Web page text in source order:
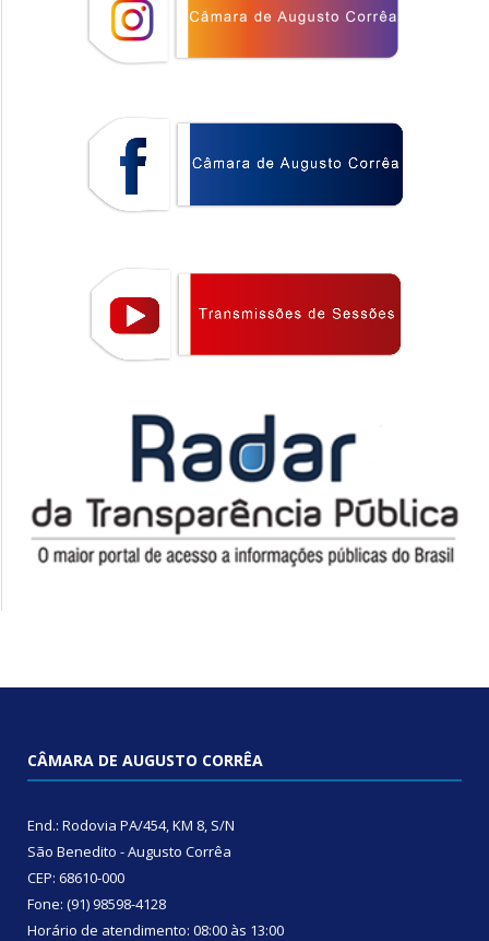
CÂMARA DE AUGUSTO CORRÊA
End.: Rodovia PA/454, KM 8, S/N
São Benedito - Augusto Corrêa
CEP: 68610-000
Fone: (91) 98598-4128
Horário de atendimento: 08:00 às 13:00